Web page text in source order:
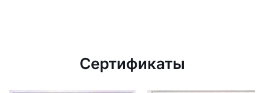
Сертификаты